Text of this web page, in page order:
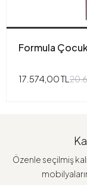
Formula Çocuk
17.574,00 TL
Özenle seçilmiş